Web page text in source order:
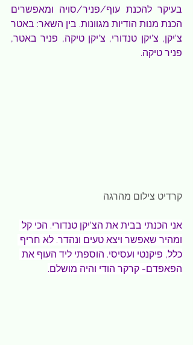
פניר טיקה.
קרדיט צילום מהרגה
אני הכנתי בבית את הצ'יקן טנדורי. הכי קל
ומהיר שאפשר ויצא טעים ונהדר. לא חריף
כלל, פיקנטי ועסיסי. הוספתי ליד העוף את
הפאפדם- קרקר הודי והיה מושלם.